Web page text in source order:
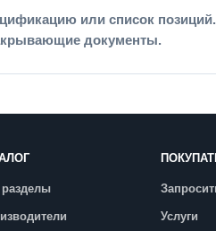
или список
документы.
разделы
Услуги